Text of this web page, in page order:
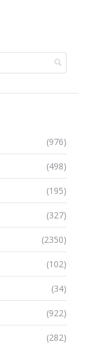
(976)
(498)
(195)
(327)
(2350)
(102)
(34)
(922)
(282)